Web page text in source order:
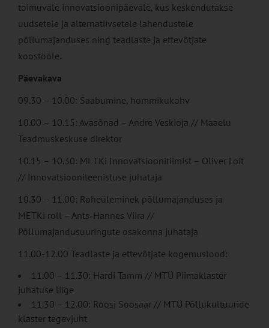
toimuvale innovatsioonipäevale, kus keskendutakse
uudsetele ja alternatiivsetele lahendustele
põllumajanduses ning teadlaste ja ettevõtjate
koostööle.
Päevakava
09.30 – 10.00: Saabumine, hommikukohv
10.00 – 10.15: Avasõnad – Andre Veskioja // Maaelu
Teadmuskeskuse direktor
10.15 – 10.30: METKi Innovatsioonitiimist – Oliver Loit
// Innovatsiooniteenistuse juhataja
10.30 – 11.00: Roheüleminek põllumajanduses ja
METKi roll – Ants-Hannes Viira //
Põllumajandusuuringute osakonna juhataja
11.00-12.00 Teadlaste ja ettevõtjate kogemuslood:
11.00 – 11.30: Hardi Tamm // MTÜ Piimaklaster
juhatuse liige
11.30 – 12.00: Roosi Soosaar // MTÜ Põllukultuuride
klaster tegevjuht